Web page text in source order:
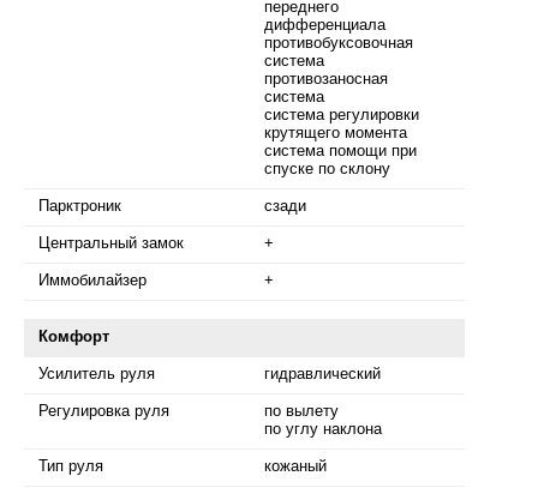
переднего
дифференциала
противобуксовочная
система
противозаносная
система
система регулировки
крутящего момента
система помощи при
спуске по склону
Парктроник сзади
Центральный замок +
Иммобилайзер +
Комфорт
Усилитель руля гидравлический
Регулировка руля
по вылету
по углу наклона
Тип руля кожаный